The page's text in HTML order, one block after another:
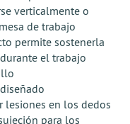
verticalmente o
de trabajo
permite sostenerla
el trabajo
lesiones en los dedos
para los